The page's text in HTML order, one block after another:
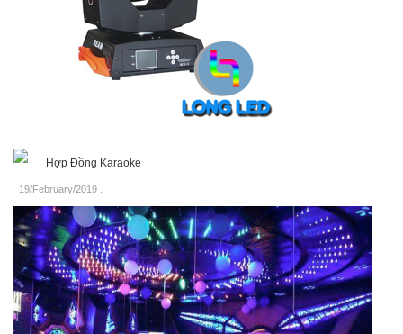
Hợp Đồng Karaoke
19/February/2019